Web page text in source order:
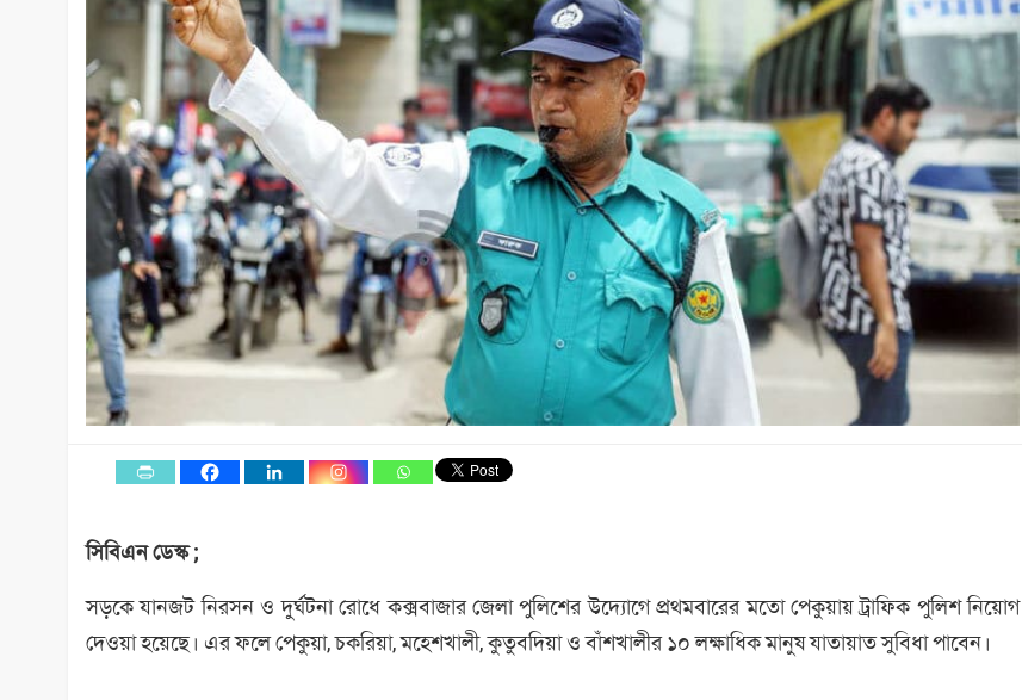
সিবিএন ডেস্ক ;
সড়কে যানজট নিরসন ও দুর্ঘটনা রোধে কক্সবাজার জেলা পুলিশের উদ্যোগে প্রথমবারের মতো পেকুয়ায় ট্রাফিক পুলিশ নিয়োগ
দেওয়া হয়েছে। এর ফলে পেকুয়া, চকরিয়া, মহেশখালী, কুতুবদিয়া ও বাঁশখালীর ১০ লক্ষাধিক মানুষ যাতায়াত সুবিধা পাবেন।